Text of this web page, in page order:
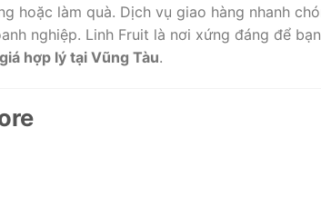
hoặc làm quà. Dịch vụ giao hàng nhanh
nghiệp. Linh Fruit là nơi xứng đáng để
hợp lý tại Vũng Tàu.